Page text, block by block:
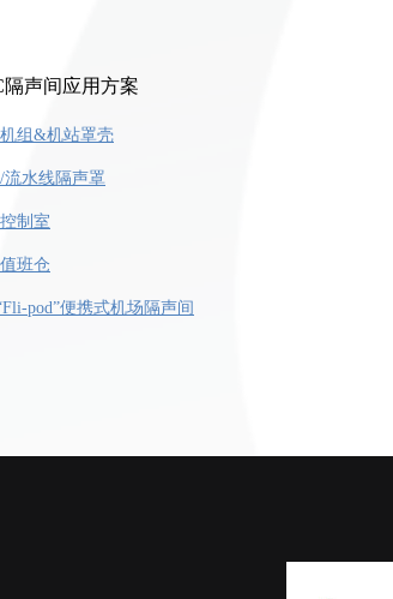
隔声间应用方案
组 &机站罩壳
流水线隔声罩
制室
班仓
pod”便携式机场隔声间